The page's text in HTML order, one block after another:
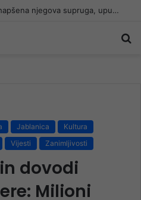
U BiH ubijen muškarac, uhapšena njegova supruga, upucan u glavu
Jablanica
Kultura
Vijesti Zanimljivosti
dovodi
Milioni